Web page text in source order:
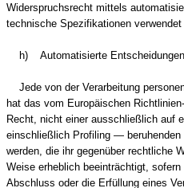
Widerspruchsrecht mittels
technische Spezifikationen verwendet
h) Automatisierte Entscheidungen
Jede von der Verarbeitung
hat das vom Europäischen
Recht, nicht einer ausschließlich auf
einschließlich Profiling — beruhenden
werden, die ihr gegenüber rechtliche
Weise erheblich beeinträchtigt,
Abschluss oder die Erfüllung eines